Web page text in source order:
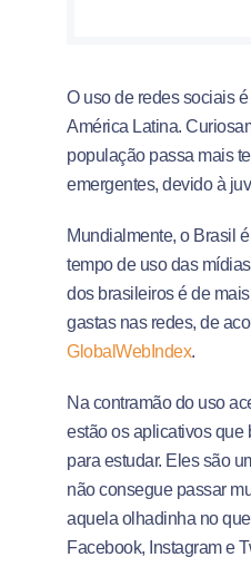
O uso de redes sociais
América Latina.
população passa mais
emergentes, devido à
Mundialmente, o Brasil
tempo de uso das
dos brasileiros é de
gastas nas redes, de
GlobalWebIndex.
Na contramão do uso
estão os aplicativos
para estudar. Eles são
não consegue passar
aquela olhadinha no
Facebook, Instagram e